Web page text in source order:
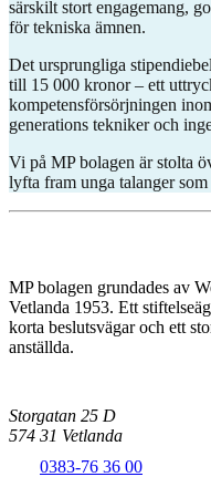
särskilt stort engagemang,
för tekniska ämnen.
Det ursprungliga
till 15 000 kronor – ett
kompetensförsörjningen
generations tekniker och
Vi på MP bolagen är stolta
lyfta fram unga talanger
MP bolagen grundades av
Vetlanda 1953. Ett
korta beslutsvägar och ett
anställda.
Storgatan 25 D
574 31 Vetlanda
0383-76 36 00